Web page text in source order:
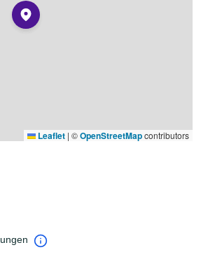
Leaflet | ©OpenStreetMapcontributors